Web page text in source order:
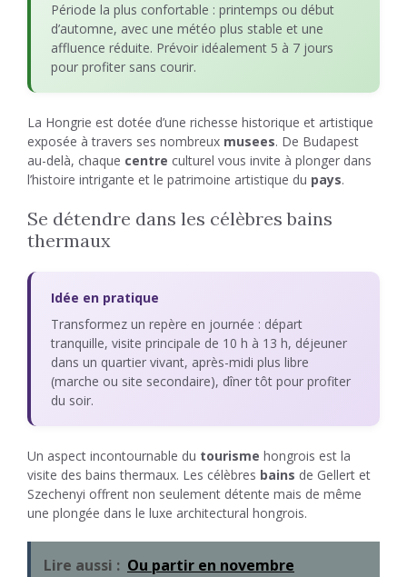
Période la plus confortable : printemps ou début
d’automne, avec une météo plus stable et une
affluence réduite. Prévoir idéalement 5 à 7 jours
pour profiter sans courir.
La Hongrie est dotée d’une richesse historique et artistique
exposée à travers ses nombreux musees. De Budapest
au-delà, chaque centre culturel vous invite à plonger dans
l’histoire intrigante et le patrimoine artistique du pays.
Se détendre dans les célèbres bains
thermaux
Idée en pratique
Transformez un repère en journée : départ
tranquille, visite principale de 10 h à 13 h, déjeuner
dans un quartier vivant, après-midi plus libre
(marche ou site secondaire), dîner tôt pour profiter
du soir.
Un aspect incontournable du tourisme hongrois est la
visite des bains thermaux. Les célèbres bains de Gellert et
Szechenyi offrent non seulement détente mais de même
une plongée dans le luxe architectural hongrois.
Lire aussi : Ou partir en novembre